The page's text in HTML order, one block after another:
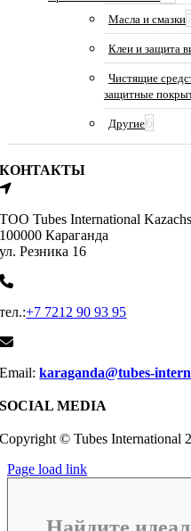
Масла и смазки
Клеи и защита
Чистящие
защитные
Другие6
КОНТАКТЫ
ТОО Tubes International
100000 Караганда
ул. Резника 16
тел.:+7 7212 90 93 95
Email:karaganda@tubes-
SOCIAL MEDIA
Copyright © Tubes International
Page load link